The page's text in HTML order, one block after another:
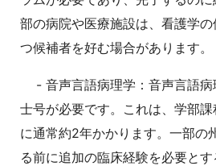
部の病院や医療施設は、看護学
つ候補者を好む場合があります。
- 音声言語病理学：音声言語
士号が必要です。これは、学部
に通常約2年かかります。一部の
る前に追加の臨床経験を必要とす